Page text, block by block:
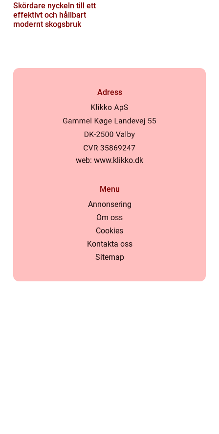
Skördare nyckeln till ett
effektivt och hållbart
modernt skogsbruk
Adress
web: www.klikko.dk
Menu
Annonsering
Om oss
Cookies
Kontakta oss
Sitemap